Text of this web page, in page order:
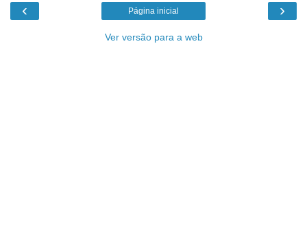
‹ ›
Página inicial
Ver versão para a web